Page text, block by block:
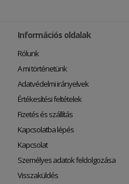
Információs oldalak
Rólunk
A mi történetünk
Adatvédelmi irányelvek
Értékesítési feltételek
Fizetés és szállítás
Kapcsolatba lépés
Kapcsolat
Személyes adatok feldolgozása
Visszaküldés